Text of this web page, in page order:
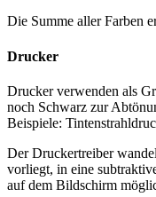
Die Summe aller Farben
Drucker
Drucker verwenden als
noch Schwarz zur
Beispiele:
Der Druckertreiber
vorliegt, in eine
auf dem Bildschirm